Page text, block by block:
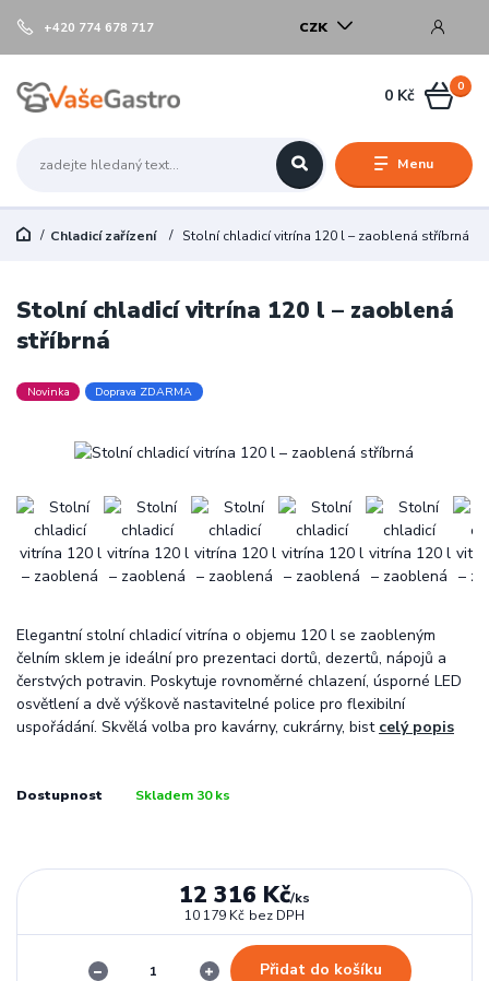
Menu
CZK
+420 774 678 717
0
0 Kč
Chladicí zařízení Stolní chladicí vitrína 120 l – zaoblená stříbrná
Stolní chladicí vitrína 120 l – zaoblená
stříbrná
Novinka Doprava ZDARMA
Elegantní stolní chladicí vitrína o objemu 120 l se zaobleným
čelním sklem je ideální pro prezentaci dortů, dezertů, nápojů a
čerstvých potravin. Poskytuje rovnoměrné chlazení, úsporné LED
osvětlení a dvě výškově nastavitelné police pro flexibilní
uspořádání. Skvělá volba pro kavárny, cukrárny, bist celý popis
Dostupnost Skladem 30 ks
12 316 Kč/ks
10 179 Kč bez DPH
Přidat do košíku